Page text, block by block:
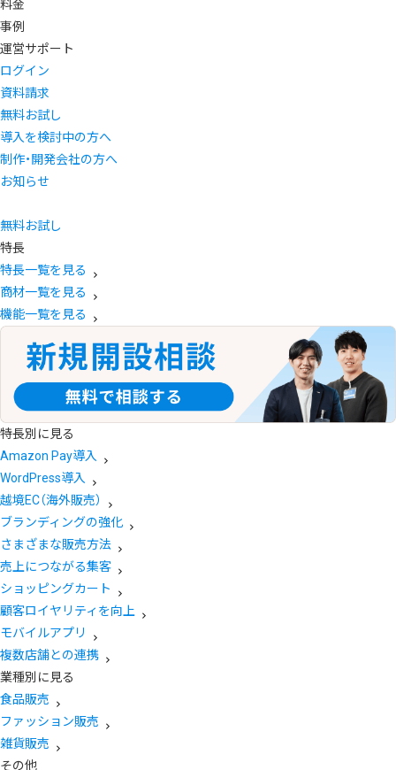
料金
事例
運営サポート
ログイン
資料請求
無料お試し
導入を検討中の方へ
制作・開発会社の方へ
お知らせ
無料お試し
特長
特長一覧を見る
商材一覧を見る
機能一覧を見る
特長別に見る
Amazon Pay導入
WordPress導入
越境EC（海外販売）
ブランディングの強化
さまざまな販売方法
売上につながる集客
ショッピングカート
顧客ロイヤリティを向上
モバイルアプリ
複数店舗との連携
業種別に見る
食品販売
ファッション販売
雑貨販売
その他